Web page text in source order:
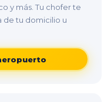
y más. Tu chofer te
de tu domicilio u